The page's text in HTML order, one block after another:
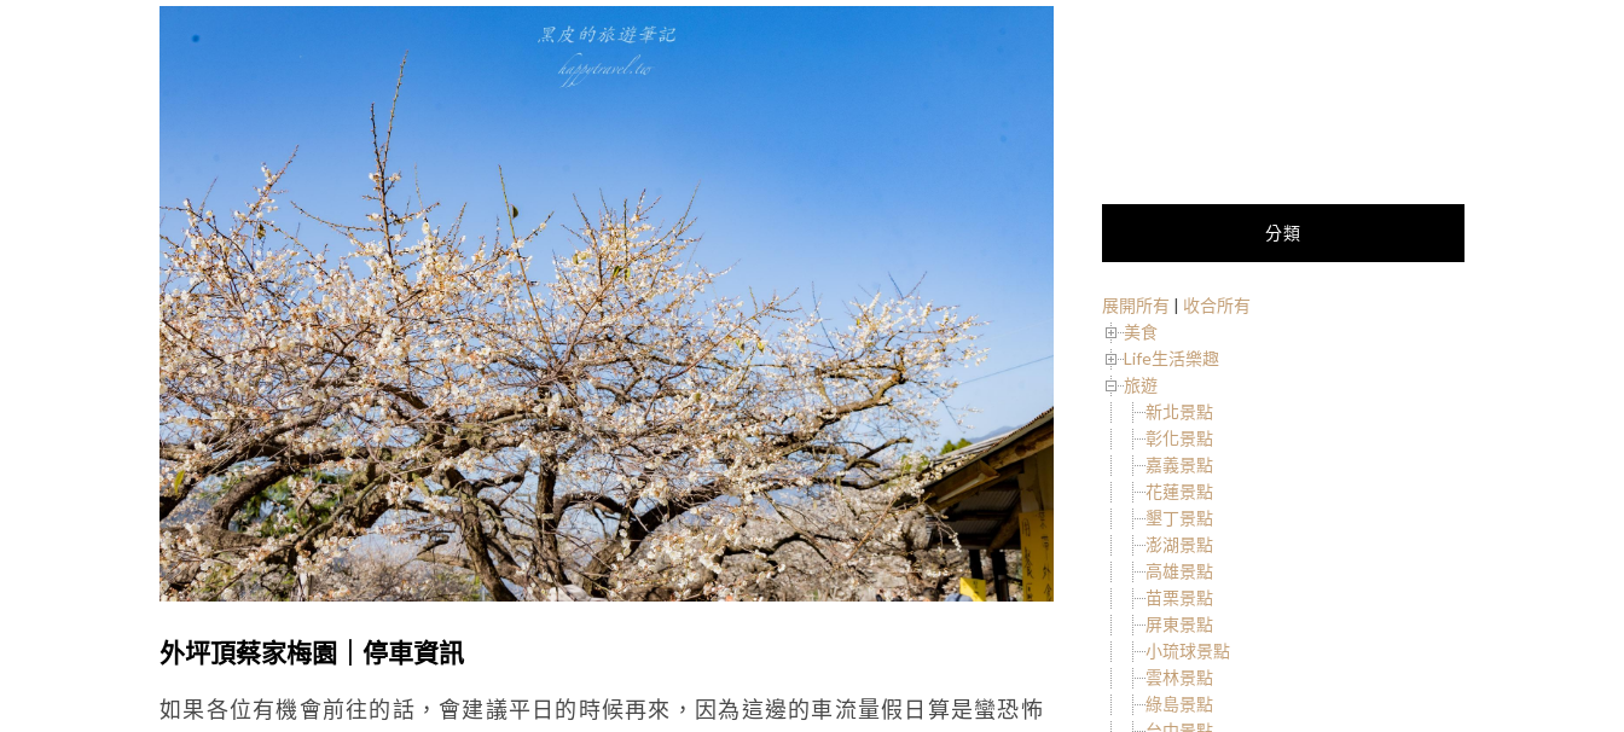
外坪頂蔡家梅園｜停車資訊
如果各位有機會前往的話，會建議平日的時候再來，因為這邊的車流量假日算是蠻恐怖
分類
展開所有 | 收合所有
美食
Life生活樂趣
旅遊
新北景點
彰化景點
嘉義景點
花蓮景點
墾丁景點
澎湖景點
高雄景點
苗栗景點
屏東景點
小琉球景點
雲林景點
綠島景點